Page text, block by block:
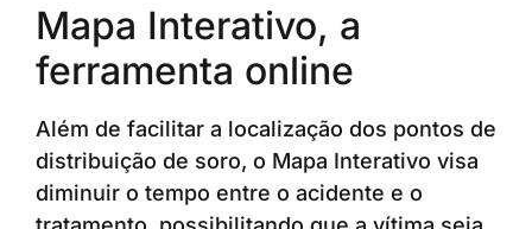
Mapa Interativo, a
ferramenta online
Além de facilitar a localização dos pontos de
distribuição de soro, o Mapa Interativo visa
diminuir o tempo entre o acidente e o